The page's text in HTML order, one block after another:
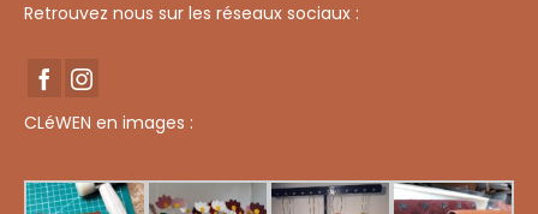
Retrouvez nous sur les réseaux sociaux :
CLéWEN en images :